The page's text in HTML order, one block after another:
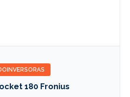
INVERSORAS
180 Fronius